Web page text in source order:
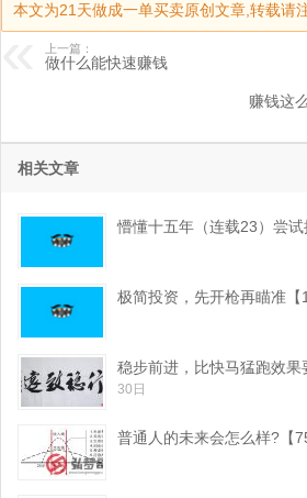
本文为21天做成一单买卖原创文章,转载请
上一篇：
做什么能快速赚钱
赚钱这
相关文章
懵懂十五年（连载23）尝试
极简投资，先开枪再瞄准【
稳步前进，比快马猛跑效果
30日
普通人的未来会怎么样?【